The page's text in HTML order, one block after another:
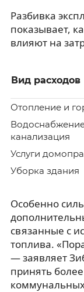
Разбивка
показывает,
влияют на
Вид расходов
Отопление и
канализация
Услуги
Уборка здания
Особенно
связанные с
топлива.
— заявляет
принять